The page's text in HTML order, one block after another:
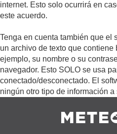
internet. Esto solo ocurrirá en
este acuerdo.
Tenga en cuenta también que el
un archivo de texto que contiene
ejemplo, su nombre o su
navegador. Esto SOLO se usa
conectado/desconectado. El
ningún otro tipo de información a